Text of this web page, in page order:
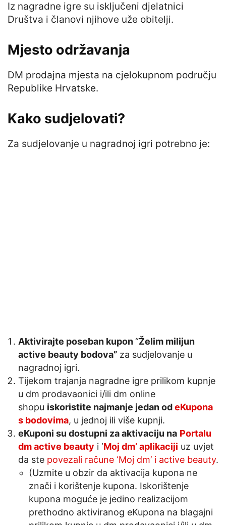
Iz nagradne igre su isključeni djelatnici
Društva i članovi njihove uže obitelji.
Mjesto održavanja
DM prodajna mjesta na cjelokupnom području
Republike Hrvatske.
Kako sudjelovati?
Za sudjelovanje u nagradnoj igri potrebno je:
Aktivirajte poseban kupon“Želim milijun
active beauty bodova” za sudjelovanje u
nagradnoj igri.
Tijekom trajanja nagradne igre prilikom kupnje
u dm prodavaonici i/ili dm online
shopu iskoristite najmanje jedan odeKupona
s bodovima, u jednoj ili više kupnji.
eKuponi su dostupni za aktivaciju na Portalu
dm active beauty i ‘Moj dm’ aplikaciji uz uvjet
da ste povezali račune ‘Moj dm’ i active beauty.
(Uzmite u obzir da aktivacija kupona ne
znači i korištenje kupona. Iskorištenje
kupona moguće je jedino realizacijom
prethodno aktiviranog eKupona na blagajni